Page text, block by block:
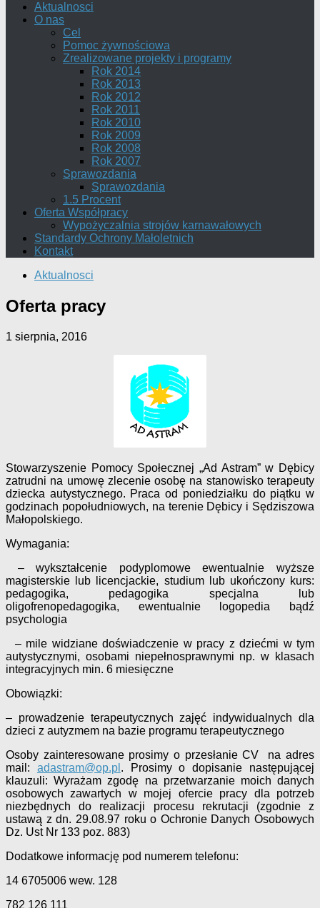
Aktualnosci
O nas
Cel
Pomoc żywnościowa
Zrealizowane projekty i programy
Rok 2014
Rok 2013
Rok 2012
Rok 2011
Rok 2010
Rok 2009
Rok 2008
Rok 2007
Sprawozdania
Sprawozdania
1.5 Procent
Oferta Współpracy
Wypożyczalnia strojów karnawałowych
Standardy Ochrony Małoletnich
Kontakt
Aktualnosci
Oferta pracy
1 sierpnia, 2016
Stowarzyszenie Pomocy Społecznej „Ad Astram” w Dębicy
zatrudni na umowę zlecenie osobę na stanowisko terapeuty
dziecka autystycznego. Praca od poniedziałku do piątku w
godzinach popołudniowych, na terenie Dębicy i Sędziszowa
Małopolskiego.
Wymagania:
– wykształcenie podyplomowe ewentualnie wyższe
magisterskie lub licencjackie, studium lub ukończony kurs:
pedagogika, pedagogika specjalna lub
oligofrenopedagogika, ewentualnie logopedia bądź
psychologia
– mile widziane doświadczenie w pracy z dziećmi w tym
autystycznymi, osobami niepełnosprawnymi np. w klasach
integracyjnych min. 6 miesięczne
Obowiązki:
– prowadzenie terapeutycznych zajęć indywidualnych dla
dzieci z autyzmem na bazie programu terapeutycznego
Osoby zainteresowane prosimy o przesłanie CV na adres
mail: adastram@op.pl . Prosimy o dopisanie następującej
klauzuli: Wyrażam zgodę na przetwarzanie moich danych
osobowych zawartych w mojej ofercie pracy dla potrzeb
niezbędnych do realizacji procesu rekrutacji (zgodnie z
ustawą z dn. 29.08.97 roku o Ochronie Danych Osobowych
Dz. Ust Nr 133 poz. 883)
Dodatkowe informację pod numerem telefonu:
14 6705006 wew. 128
782 126 111